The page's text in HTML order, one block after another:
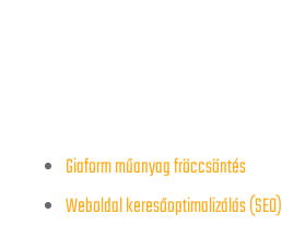
Giaform műanyag fröccsöntés
Weboldal keresőoptimalizálás (SEO)